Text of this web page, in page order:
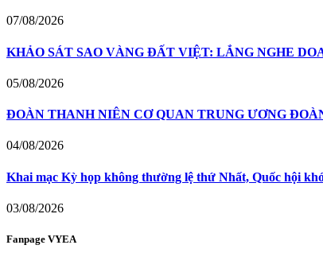
07/08/2026
KHẢO SÁT SAO VÀNG ĐẤT VIỆT: LẮNG NGHE
05/08/2026
ĐOÀN THANH NIÊN CƠ QUAN TRUNG ƯƠNG
04/08/2026
Khai mạc Kỳ họp không thường lệ thứ Nhất, Quốc hội
03/08/2026
Fanpage VYEA